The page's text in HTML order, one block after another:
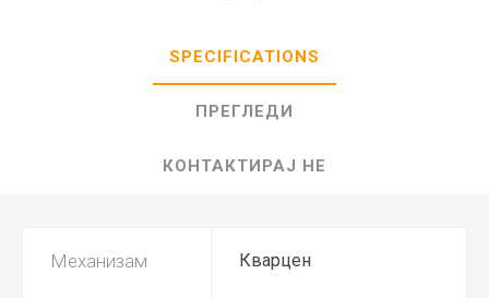
SPECIFICATIONS
ПРЕГЛЕДИ
КОНТАКТИРАЈ НЕ
Механизам Кварцен